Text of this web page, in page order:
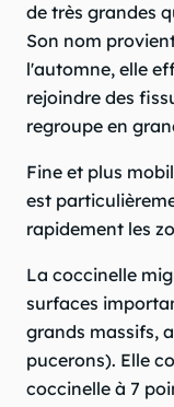
de très grandes
Son nom
l'automne, elle
rejoindre des
regroupe en
Fine et plus
est
rapidement les
La coccinelle
surfaces
grands massifs,
pucerons). Elle
coccinelle à 7